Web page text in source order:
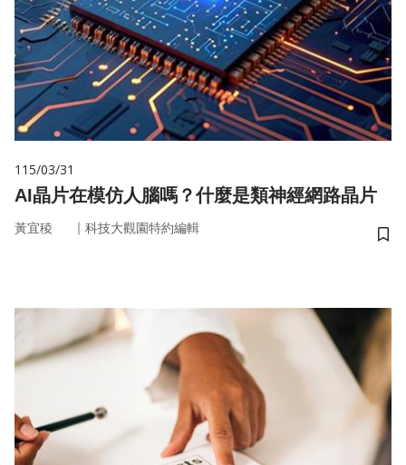
115/03/31
AI晶片在模仿人腦嗎？什麼是類神經網路晶片
黃宜稜 ｜ 科技大觀園特約編輯
儲